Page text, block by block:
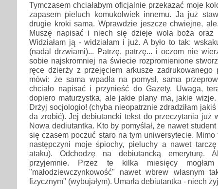
Tymczasem chciałabym oficjalnie przekazać moje
zapasem pieluch komukolwiek innemu. Ja już
drugie kroki sama. Wprawdzie jeszcze chwiejne,
Muszę napisać i niech się dzieje wola boża oraz
Widziałam ją - widziałam i już. A było to tak:
(nadal drzwiami)... Patrzę, patrzę... i oczom nie
sobie najskromniej na świecie rozpromienione
ręce dzierży z przejęciem arkusze
mówi: że sama wpadła na pomysł, sama
chciało napisać i przynieść do Gazety. Uwaga,
dopiero maturzystka, ale jakie plany ma, jakie wizje.
Drżyj socjologio! (chyba nieopatrznie zdradziłam
da zrobić). Jej debiutancki tekst do przeczytania już
Nowa dediutantka. Kto by pomyślał, że nawet
się czasem poczuć staro na tym uniwersytecie.
następczyni moje śpiochy, pieluchy a nawet
ataku). Odchodzę na debiutancką emeryturę.
przyjemnie. Przez te kilka miesięcy mogłam
"małodziewczynkowość" nawet wbrew własnym
fizycznym" (wybujałym). Umarła debiutantka - niech